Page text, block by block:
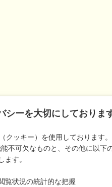
シーを大切にしておりま
クッキー）を使用しております。
不可欠なものと、その他に以下
ます。
覧状況の統計的な把握